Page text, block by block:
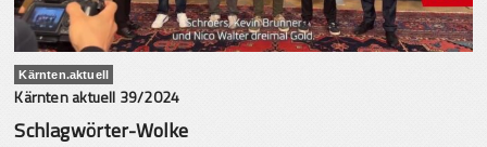
Kärnten.aktuell
Kärnten aktuell 39/2024
Schlagwörter-Wolke